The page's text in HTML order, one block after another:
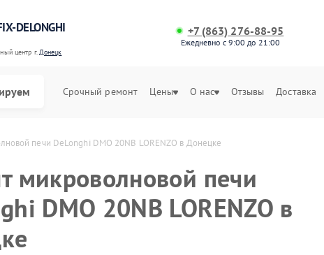
DELONGHI
центр г.Донецк
+7 (863) 276-88-95
Ежедневно с 9:00 до 21:00
Срочный ремонт Цены О нас Отзывы Доставка
печи DeLonghi DMO 20NB LORENZO в Донецке
микроволновой печи
DMO 20NB LORENZO в